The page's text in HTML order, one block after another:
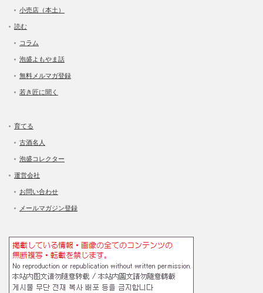
小売店（本土）
読む
コラム
泡盛よもやま話
無料メルマガ登録
若き匠に聞く
育てる
古酒名人
泡盛コレクター
運営会社
お問い合わせ
メールマガジン登録